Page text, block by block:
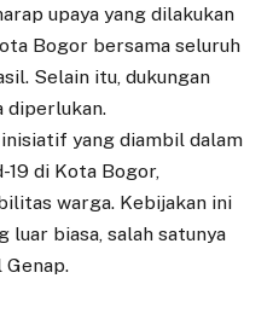
upaya yang dilakukan
Bogor bersama seluruh
Selain itu, dukungan
diperlukan.
yang diambil dalam
19 di Kota Bogor,
warga. Kebijakan ini
luar biasa, salah satunya